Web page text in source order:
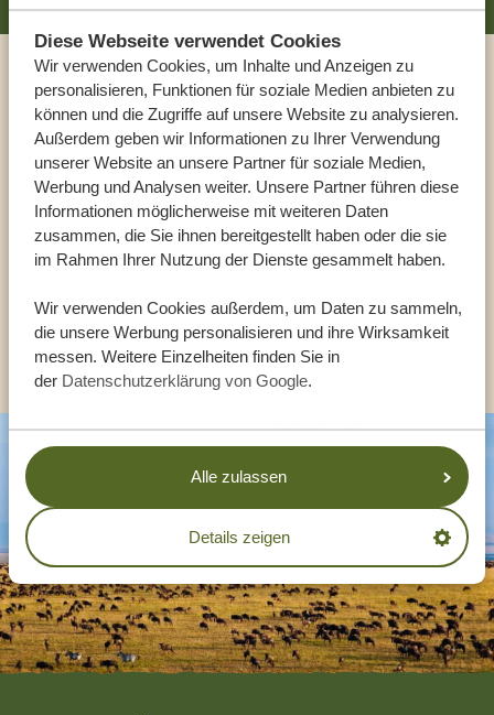
Diese Webseite verwendet Cookies
Wir verwenden Cookies, um Inhalte und Anzeigen zu
personalisieren, Funktionen für soziale Medien anbieten zu
können und die Zugriffe auf unsere Website zu analysieren.
Außerdem geben wir Informationen zu Ihrer Verwendung
unserer Website an unsere Partner für soziale Medien,
Werbung und Analysen weiter. Unsere Partner führen diese
Informationen möglicherweise mit weiteren Daten
zusammen, die Sie ihnen bereitgestellt haben oder die sie
im Rahmen Ihrer Nutzung der Dienste gesammelt haben.
Wir verwenden Cookies außerdem, um Daten zu sammeln,
die unsere Werbung personalisieren und ihre Wirksamkeit
messen. Weitere Einzelheiten finden Sie in
der Datenschutzerklärung von Google.
Alle zulassen
Details zeigen
Sprechen Sie mit einem
Reiseberater
UNSERE EXPERTEN HELFEN IHNEN GERN
ANDERE LÄNDER
Footer